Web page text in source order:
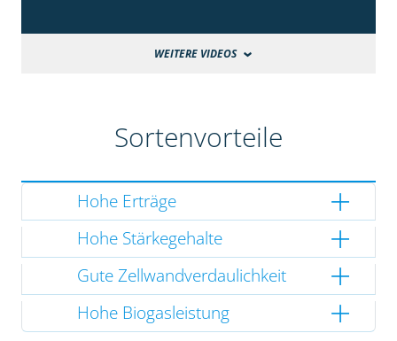
WEITERE VIDEOS
Sortenvorteile
Hohe Erträge
Hohe Stärkegehalte
Gute Zellwandverdaulichkeit
Hohe Biogasleistung